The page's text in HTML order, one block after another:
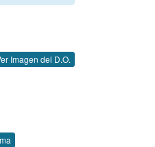
Imagen del D.O.